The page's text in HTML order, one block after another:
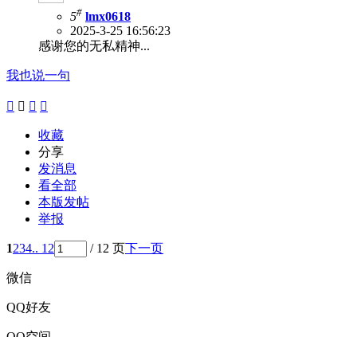
5# lmx0618
2025-3-25 16:56:23
感谢您的无私精神...
我也说一句
   
收藏
分享
发消息
看全部
本版发帖
举报
1234.. 12 / 12 页下一页
微信
QQ好友